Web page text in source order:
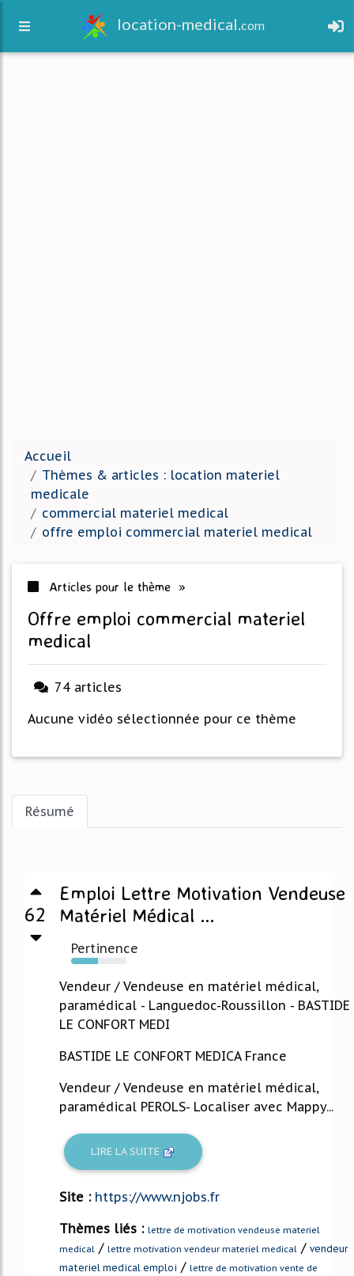
location-medical.com
Accueil
Thèmes & articles : location materiel
medicale
commercial materiel medical
offre emploi commercial materiel medical
Articles pour le thème »
offre emploi commercial materiel
medical
74 articles
Aucune vidéo sélectionnée pour ce thème
Résumé
62
Emploi Lettre Motivation Vendeuse
Matériel Médical ...
Pertinence
48%
Vendeur / Vendeuse en matériel médical,
paramédical - Languedoc-Roussillon - BASTIDE
LE CONFORT MEDI
BASTIDE LE CONFORT MEDICA France
Vendeur / Vendeuse en matériel médical,
paramédical PEROLS- Localiser avec Mappy...
LIRE LA SUITE
Site : https://www.njobs.fr
Thèmes liés : lettre de motivation vendeuse materiel
medical / lettre motivation vendeur materiel medical / vendeur
materiel medical emploi / lettre de motivation vente de